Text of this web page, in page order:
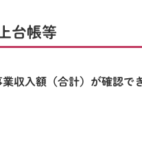
台帳等
収入額（合計）が確認で